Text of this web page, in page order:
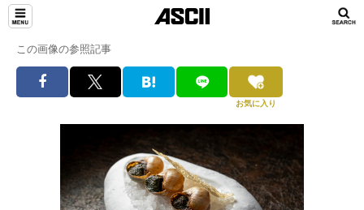
この画像の参照記事
お気に入り